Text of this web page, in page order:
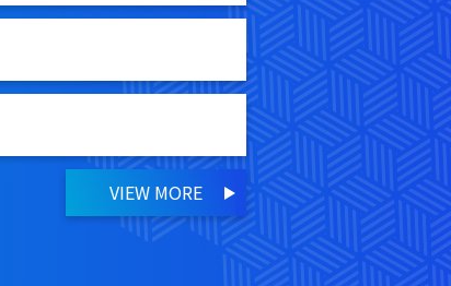
VIEW MORE